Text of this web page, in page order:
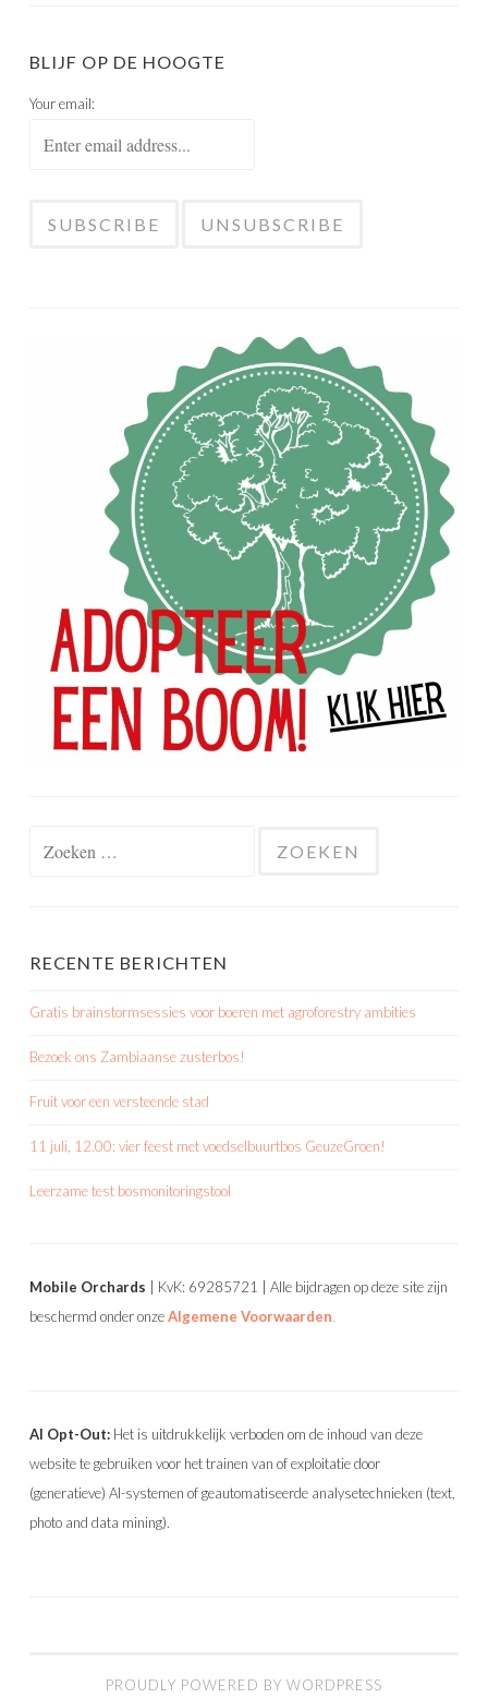
BLIJF OP DE HOOGTE
Your email:
RECENTE BERICHTEN
Gratis brainstormsessies voor boeren met agroforestry ambities
Bezoek ons Zambiaanse zusterbos!
Fruit voor een versteende stad
11 juli, 12.00: vier feest met voedselbuurtbos GeuzeGroen!
Leerzame test bosmonitoringstool
Mobile Orchards | KvK: 69285721 | Alle bijdragen op deze site zijn
beschermd onder onzeAlgemene Voorwaarden.
AI Opt-Out: Het is uitdrukkelijk verboden om de inhoud van deze
website te gebruiken voor het trainen van of exploitatie door
(generatieve) AI-systemen of geautomatiseerde analysetechnieken (text,
photo and data mining).
PROUDLY POWERED BY WORDPRESS